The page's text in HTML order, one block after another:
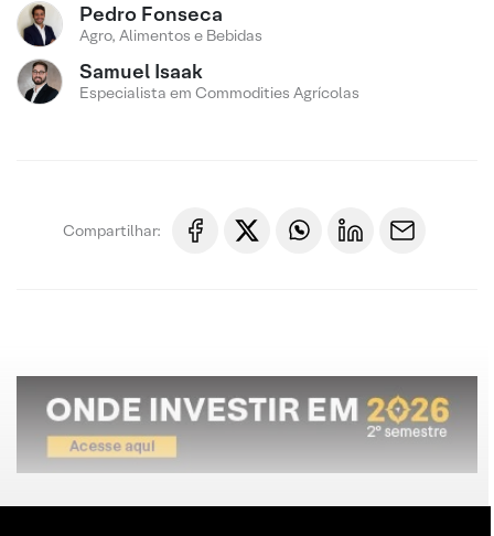
Pedro Fonseca
Agro, Alimentos e Bebidas
Samuel Isaak
Especialista em Commodities Agrícolas
Compartilhar: